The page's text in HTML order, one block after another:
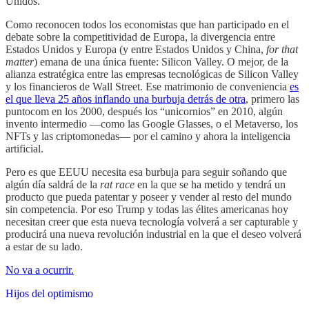
Como reconocen todos los economistas que han participado en el
debate sobre la competitividad de Europa, la divergencia entre
Estados Unidos y Europa (y entre Estados Unidos y China, for that
matter) emana de una única fuente: Silicon Valley. O mejor, de la
alianza estratégica entre las empresas tecnológicas de Silicon Valley
y los financieros de Wall Street. Ese matrimonio de conveniencia es
el que lleva 25 años inflando una burbuja detrás de otra, primero las
puntocom en los 2000, después los “unicornios” en 2010, algún
invento intermedio —como las Google Glasses, o el Metaverso, los
NFTs y las criptomonedas— por el camino y ahora la inteligencia
artificial.
Pero es que EEUU necesita esa burbuja para seguir soñando que
algún día saldrá de la rat race en la que se ha metido y tendrá un
producto que pueda patentar y poseer y vender al resto del mundo
sin competencia. Por eso Trump y todas las élites americanas hoy
necesitan creer que esta nueva tecnología volverá a ser capturable y
producirá una nueva revolución industrial en la que el deseo volverá
a estar de su lado.
No va a ocurrir.
Hijos del optimismo